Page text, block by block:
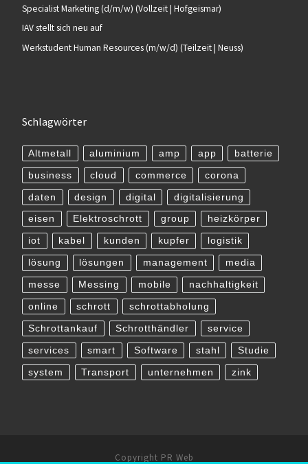
Specialist Marketing (d/m/w) (Vollzeit | Hofgeismar)
IAV stellt sich neu auf
Werkstudent Human Resources (m/w/d) (Teilzeit | Neuss)
Schlagwörter
Altmetall aluminium amp app batterie
business cloud commerce corona
daten design digital digitalisierung
eisen Elektroschrott group heizkörper
iot kabel kunden kupfer logistik
lösung lösungen management media
messe Messing mobile nachhaltigkeit
online schrott schrottabholung
Schrottankauf Schrotthändler service
services smart Software stahl Studie
system Transport unternehmen zink